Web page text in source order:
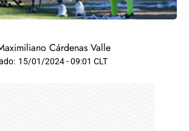
Cárdenas Valle
15/01/2024 - 09:01 CLT